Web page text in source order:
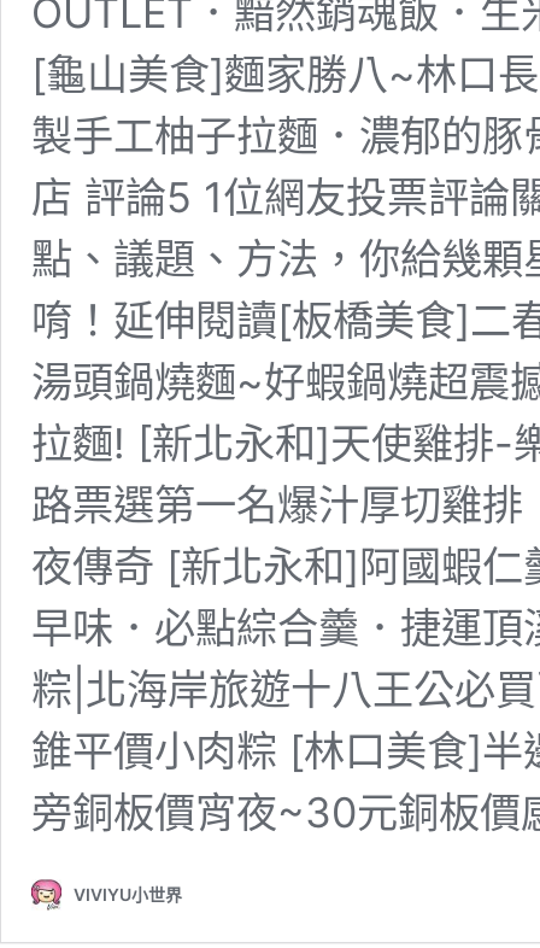
OUTLET．黯然銷魂飯．
[龜山美食]麵家勝八~林口
製手工柚子拉麵．濃郁的
店 評論5 1位網友投票評論
點、議題、方法，你給幾
唷！延伸閱讀[板橋美食]二
湯頭鍋燒麵~好蝦鍋燒超震
拉麵! [新北永和]天使雞排-
路票選第一名爆汁厚切雞
夜傳奇 [新北永和]阿國蝦
早味．必點綜合羹．捷運
粽|北海岸旅遊十八王公必
錐平價小肉粽 [林口美食]
旁銅板價宵夜~30元銅板價
VIVIYU小世界